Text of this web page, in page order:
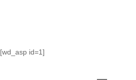
[wd_asp id=1]